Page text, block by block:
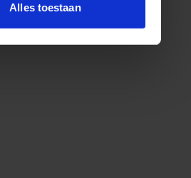
Alles toestaan